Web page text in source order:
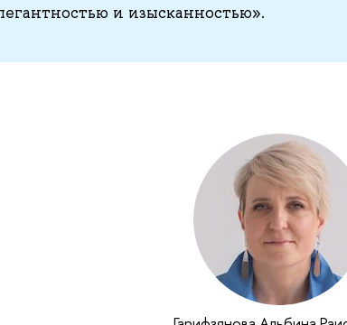
и изысканностью».